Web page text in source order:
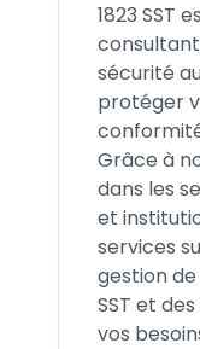
1823 SST
sécurité
protéger
Grâce à
dans les
et
services
gestion de
SST et
vos